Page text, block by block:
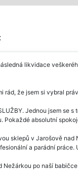
likvidace
že jsem si vybral
Jednou jsem se
absolutní
sklepů v Jarošově
a parádní práce.
po naší